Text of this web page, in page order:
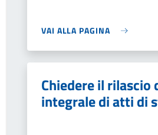
VAI ALLA PAGINA
Chiedere il rilascio
integrale di atti di